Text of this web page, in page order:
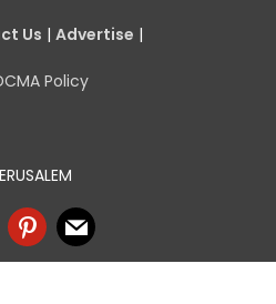
Us | Advertise |
Policy